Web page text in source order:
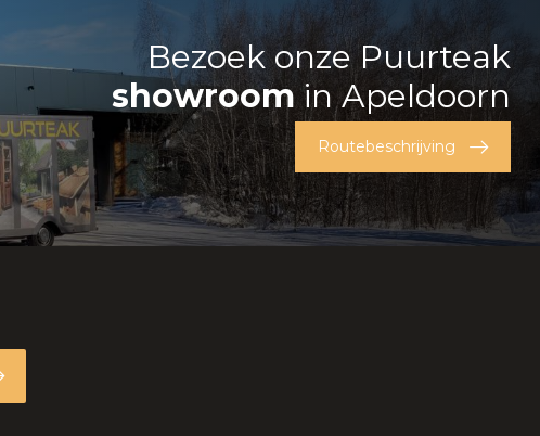
Bezoek onze Puurteak
showroomin Apeldoorn
Routebeschrijving